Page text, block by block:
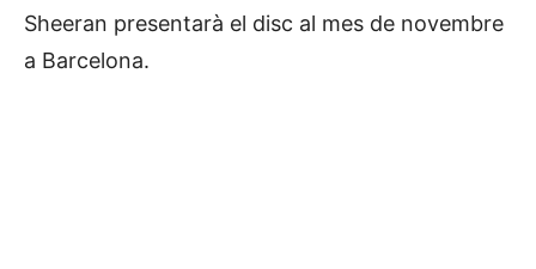
Sheeran presentarà el disc al mes de novembre
a Barcelona.